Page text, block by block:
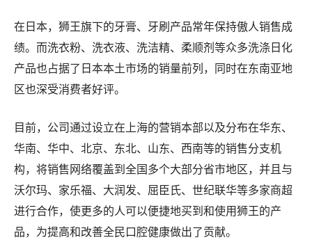
在日本，狮王旗下的牙膏、牙刷产品常年保持傲人销售成
绩。而洗衣粉、洗衣液、洗洁精、柔顺剂等众多洗涤日化
产品也占据了日本本土市场的销量前列，同时在东南亚地
区也深受消费者好评。
目前，公司通过设立在上海的营销本部以及分布在华东、
华南、华中、北京、东北、山东、西南等的销售分支机
构，将销售网络覆盖到全国多个大部分省市地区，并且与
沃尔玛、家乐福、大润发、屈臣氏、世纪联华等多家商超
进行合作，使更多的人可以便捷地买到和使用狮王的产
品，为提高和改善全民口腔健康做出了贡献。